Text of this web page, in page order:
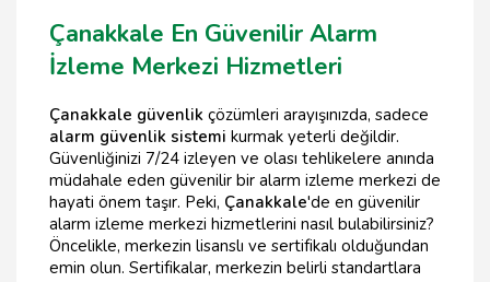
Çanakkale En Güvenilir Alarm
İzleme Merkezi Hizmetleri
Çanakkale güvenlik çözümleri arayışınızda, sadece
alarm güvenlik sistemi kurmak yeterli değildir.
Güvenliğinizi 7/24 izleyen ve olası tehlikelere anında
müdahale eden güvenilir bir alarm izleme merkezi de
hayati önem taşır. Peki, Çanakkale'de en güvenilir
alarm izleme merkezi hizmetlerini nasıl bulabilirsiniz?
Öncelikle, merkezin lisanslı ve sertifikalı olduğundan
emin olun. Sertifikalar, merkezin belirli standartlara